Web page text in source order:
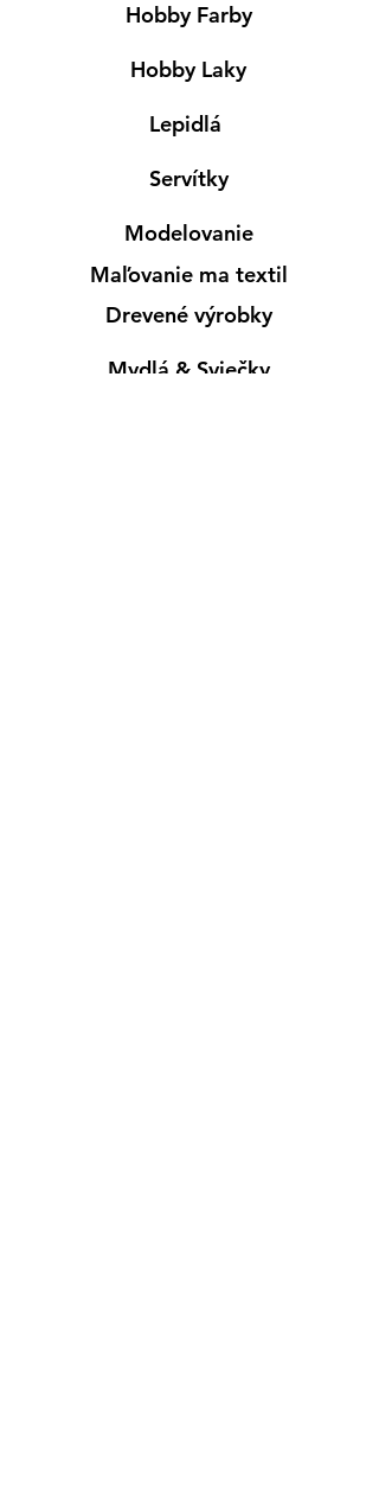
Hobby Farby
Hobby Laky
Lepidlá
Servítky
Modelovanie
Maľovanie ma textil
Drevené výrobky
Mydlá & Sviečky